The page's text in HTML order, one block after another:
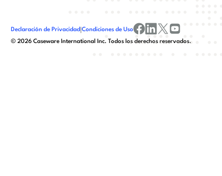
©2026 Caseware International Inc. Todos los derechos reservados.
Declaración de Privacidad |Condiciones de Uso
facebook
linkedinx/twitter
youtube